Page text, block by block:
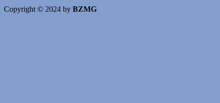
Copyright © 2024 by BZMG